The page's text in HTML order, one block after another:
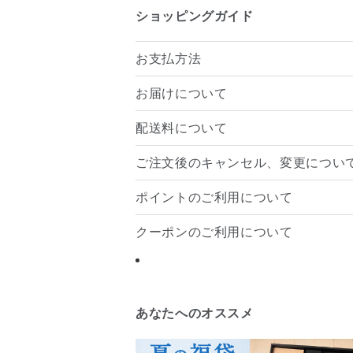
ショッピングガイド
お支払方法
お届けについて
配送料について
ご注文後のキャンセル、変更につい
ポイントのご利用について
クーポンのご利用について
あなたへのオススメ